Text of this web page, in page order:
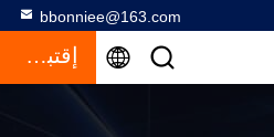
bbonniee@163.com
إقتباس